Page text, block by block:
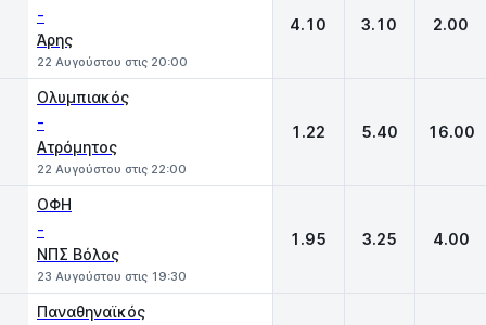
-
Άρης
22 Αυγούστου στις 20:00
4.10 3.10 2.00
Ολυμπιακός
-
Ατρόμητος
22 Αυγούστου στις 22:00
1.22 5.40 16.00
ΟΦΗ
-
ΝΠΣ Βόλος
23 Αυγούστου στις 19:30
1.95 3.25 4.00
Παναθηναϊκός